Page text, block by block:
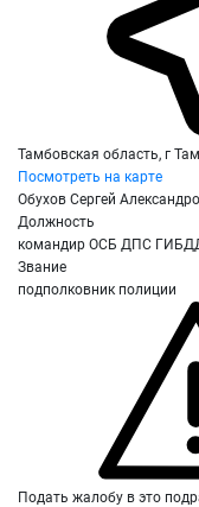
Тамбовская область, г
Посмотреть на карте
Обухов Сергей
Должность
командир ОСБ ДПС
Звание
подполковник полиции
Подать жалобу в это